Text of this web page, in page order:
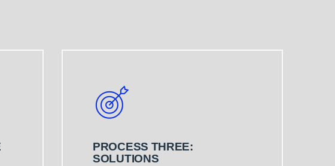
PROCESS THREE:
SOLUTIONS